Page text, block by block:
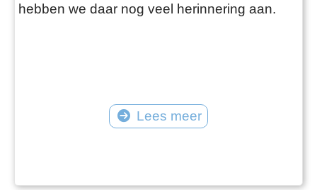
hebben we daar nog veel herinnering aan.
Lees meer